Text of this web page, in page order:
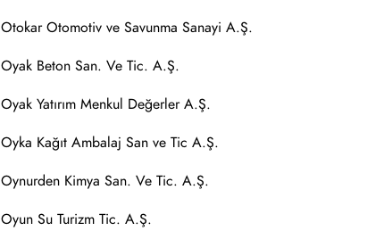
Otokar Otomotiv ve Savunma Sanayi A.Ş.
Oyak Beton San. Ve Tic. A.Ş.
Oyak Yatırım Menkul Değerler A.Ş.
Oyka Kağıt Ambalaj San ve Tic A.Ş.
Oynurden Kimya San. Ve Tic. A.Ş.
Oyun Su Turizm Tic. A.Ş.